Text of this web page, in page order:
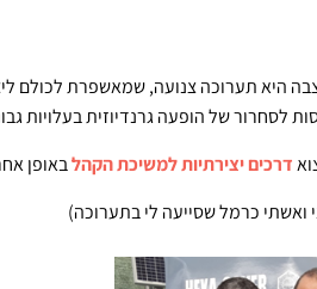
היא תערוכה צנועה, שמאשפרת לכולם
לסחרור של הופעה גרנדיוזית בעלויות
דרכים יצירתיות למשיכת הקהלבאופן
ואשתי כרמל שסייעה לי בתערוכה)